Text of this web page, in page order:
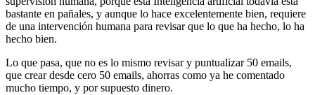
bastante en pañales, y aunque lo hace excelentemente bien, requiere
de una intervención humana para revisar que lo que ha hecho, lo ha
hecho bien.
Lo que pasa, que no es lo mismo revisar y puntualizar 50 emails,
que crear desde cero 50 emails, ahorras como ya he comentado
mucho tiempo, y por supuesto dinero.